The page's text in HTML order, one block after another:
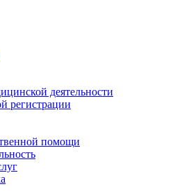
деятельности
регистрации
помощи